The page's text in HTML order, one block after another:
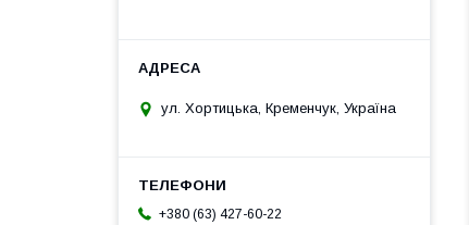
ул. Хортицька, Кременчук, Україна
+380 (63) 427-60-22